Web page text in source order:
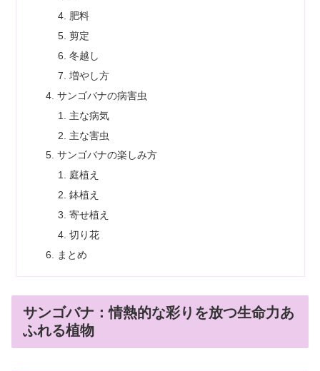
肥料
剪定
冬越し
増やし方
サンゴバナの病害虫
主な病気
主な害虫
サンゴバナの楽しみ方
庭植え
鉢植え
寄せ植え
切り花
まとめ
サンゴバナ：情熱的な彩りを放つ生命力あ
ふれる植物